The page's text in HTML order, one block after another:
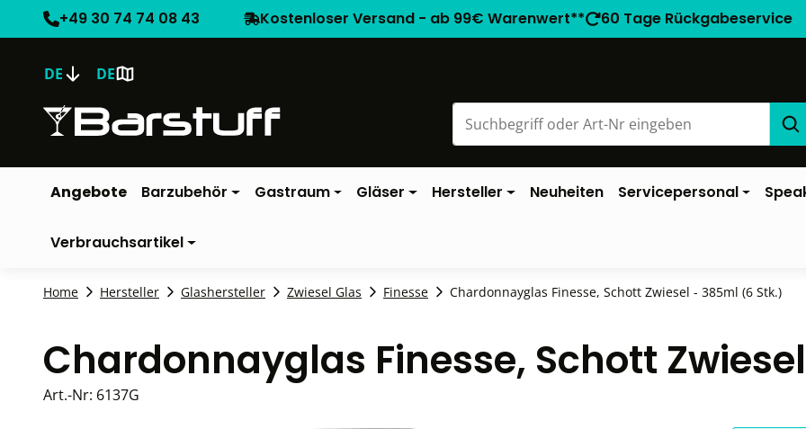
+49 30 74 74 08 43 Kostenloser Versand - ab 99€ Warenwert** 60 Tage Rückgabeservice
DE DE
Angebote Barzubehör Gastraum Gläser Hersteller Neuheiten Servicepersonal
Verbrauchsartikel
Home Hersteller Glashersteller Zwiesel Glas Finesse Chardonnayglas Finesse, Schott Zwiesel - 385ml (6 Stk.)
Chardonnayglas Finesse, Schott
Art.-Nr: 6137G